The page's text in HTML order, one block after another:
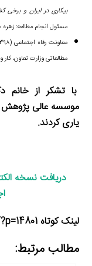
بیکاری در ایران و برخی
مسئول انجام مطالعه:
معاونت رفاه اجتماعی (۱۳۹۸)،
مطالعاتی وزارت تعاون، کار
با تشکر از خانم
موسسه عالی پژوهش
یاری کردند.
دریافت نسخه
لینک کوتاه https://iran-bssc.ir/?p=14801
مطالب مرتبط: